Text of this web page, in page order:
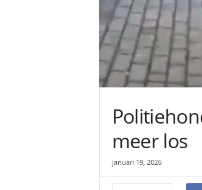
meer los
januari 19, 2026